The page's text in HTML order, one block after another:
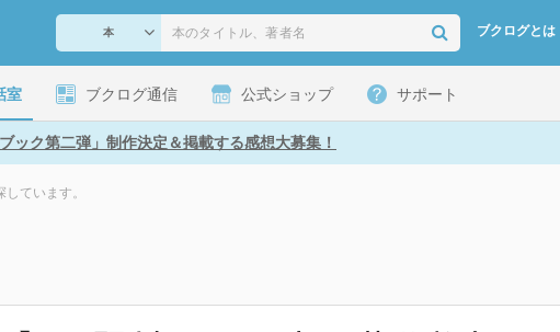
ブクログとは
室 ブクログ通信 公式ショップ サポート
ック第二弾」制作決定＆掲載する感想大募集！
ています。